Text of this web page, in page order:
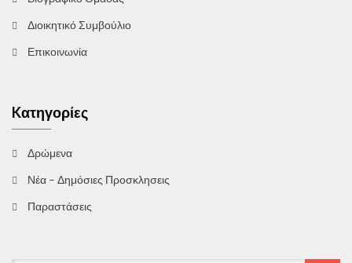
Διοικητικό Συμβούλιο
Επικοινωνία
Kατηγορίες
Δρώμενα
Νέα – Δημόσιες Προσκλησεις
Παραστάσεις